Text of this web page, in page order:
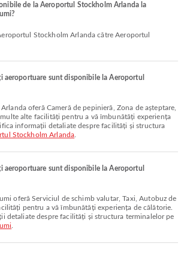
de la Aeroportul Stockholm Arlanda la
aeroportuare sunt disponibile la Aeroportul
alte facilități pentru a vă îmbunătăți experiența
informații detaliate despre facilități și structura
Stockholm Arlanda
aeroportuare sunt disponibile la Aeroportul
pentru a vă îmbunătăți experiența de călătorie.
detaliate despre facilități și structura terminalelor pe